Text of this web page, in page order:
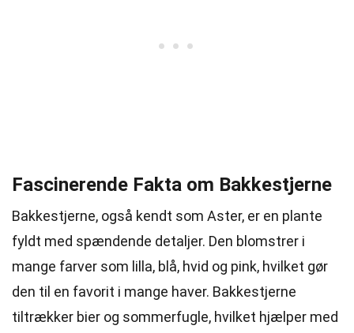
Fascinerende Fakta om Bakkestjerne
Bakkestjerne, også kendt som Aster, er en plante
fyldt med spændende detaljer. Den blomstrer i
mange farver som lilla, blå, hvid og pink, hvilket gør
den til en favorit i mange haver. Bakkestjerne
tiltrækker bier og sommerfugle, hvilket hjælper med